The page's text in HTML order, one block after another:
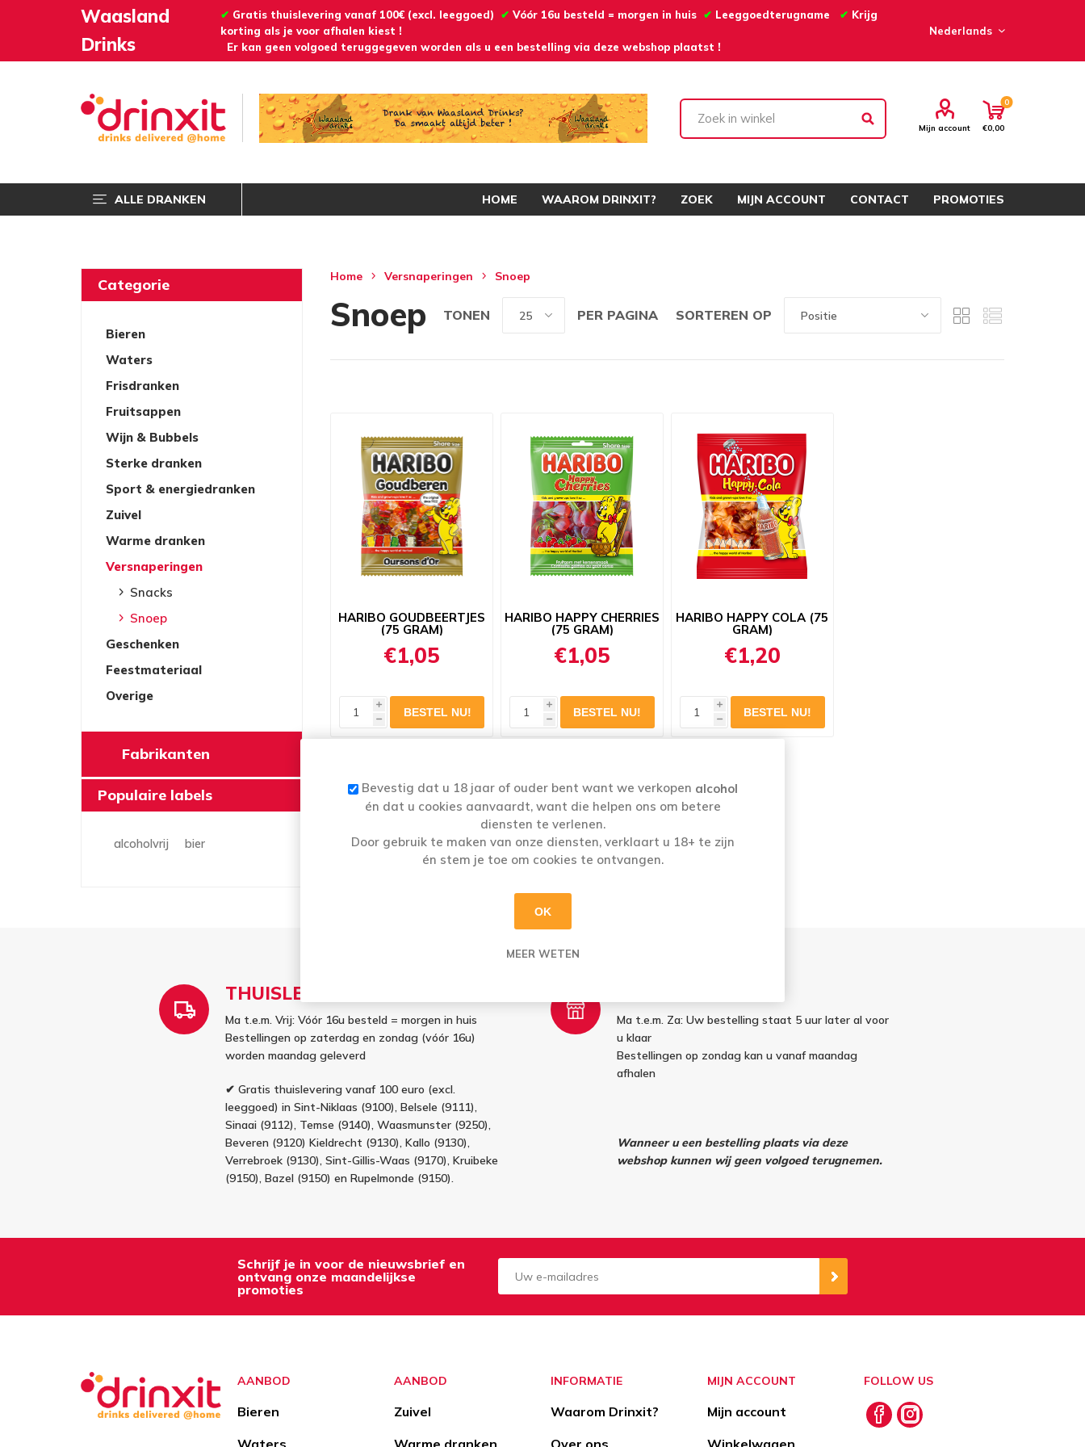
Waasland
Drinks
✔ Gratis thuislevering vanaf 100€ (excl. leeggoed) ✔ Vóór 16u besteld = morgen in huis ✔ Leeggoedterugname ✔ Krijg
korting als je voor afhalen kiest !
Er kan geen volgoed teruggegeven worden als u een bestelling via deze webshop plaatst !
Mijn account
0
€0,00
ALLE DRANKEN HOME WAAROM DRINXIT? ZOEK MIJN ACCOUNT CONTACT PROMOTIES
Categorie
Bieren
Waters
Frisdranken
Fruitsappen
Wijn & Bubbels
Sterke dranken
Sport & energiedranken
Zuivel
Warme dranken
Versnaperingen
Snacks
Snoep
Geschenken
Feestmateriaal
Overige
Fabrikanten
Populaire labels
alcoholvrij bier
Home Versnaperingen Snoep
Snoep SORTEREN OP
TONEN PER PAGINA
HARIBO GOUDBEERTJES
(75 GRAM)
€1,05
i
h
HARIBO HAPPY CHERRIES
(75 GRAM)
€1,05
i
h
HARIBO HAPPY COLA (75
GRAM)
€1,20
i
h
THUISLEVERING:
Ma t.e.m. Vrij: Vóór 16u besteld = morgen in huis
Bestellingen op zaterdag en zondag (vóór 16u)
worden maandag geleverd
✔ Gratis thuislevering vanaf 100 euro (excl.
leeggoed) in Sint-Niklaas (9100), Belsele (9111),
Sinaai (9112), Temse (9140), Waasmunster (9250),
Beveren (9120) Kieldrecht (9130), Kallo (9130),
Verrebroek (9130), Sint-Gillis-Waas (9170), Kruibeke
(9150), Bazel (9150) en Rupelmonde (9150).
Ma t.e.m. Za: Uw bestelling staat 5 uur later al voor
u klaar
Bestellingen op zondag kan u vanaf maandag
afhalen
Wanneer u een bestelling plaats via deze
webshop kunnen wij geen volgoed terugnemen.
Schrijf je in voor de nieuwsbrief en
ontvang onze maandelijkse
promoties
AANBOD
Bieren
Waters
AANBOD
Zuivel
Warme dranken
INFORMATIE
Waarom Drinxit?
Over ons
MIJN ACCOUNT
Mijn account
Winkelwagen
FOLLOW US
Bevestig dat u 18 jaar of ouder bent want we verkopen alcohol
én dat u cookies aanvaardt, want die helpen ons om betere
diensten te verlenen.
Door gebruik te maken van onze diensten, verklaart u 18+ te zijn
én stem je toe om cookies te ontvangen.
OK
MEER WETEN